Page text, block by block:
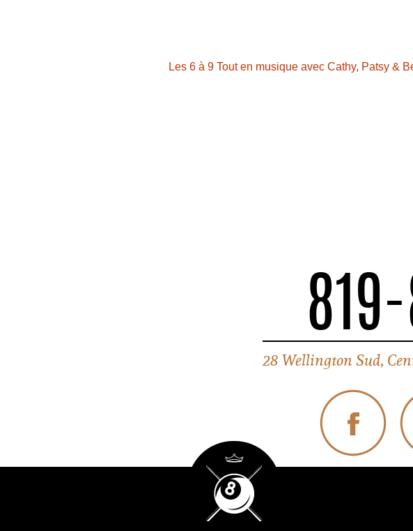
Les 6 à 9 Tout en musique avec Cathy, Patsy &
28 Wellington Sud,